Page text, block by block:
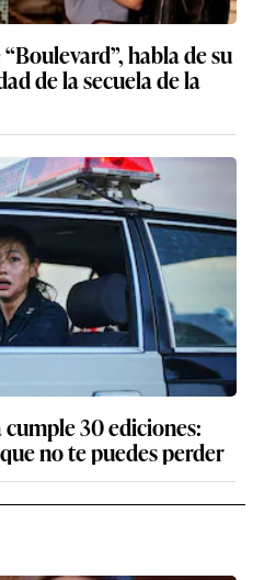
habla de su
de la secuela de la
30 ediciones:
no te puedes perder